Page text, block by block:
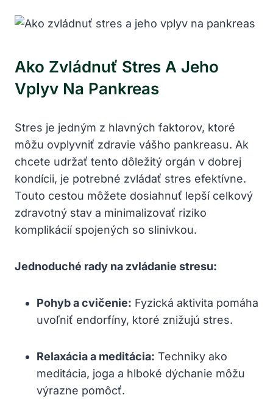
Ako Zvládnuť Stres⁤ A Jeho
Vplyv ‌na Pankreas
Stres‍ je⁤ jedným z hlavných faktorov, ktoré
môžu ‍ovplyvniť zdravie ⁣vášho ⁢pankreasu. ⁢Ak
chcete udržať tento dôležitý orgán v dobrej
kondícii, je potrebné zvládať⁣ stres efektívne.
Touto ​cestou môžete dosiahnuť ⁤lepší ‍celkový
zdravotný stav a minimalizovať riziko
komplikácií spojených so slinivkou.
Jednoduché rady na ⁢zvládanie stresu:
Pohyb‍ a⁣ cvičenie: Fyzická aktivita pomáha⁢
uvoľniť endorfíny,⁣ ktoré znižujú stres.
Relaxácia ⁣a meditácia: ⁤Techniky ako
meditácia, joga a hlboké dýchanie ⁢môžu
výrazne pomôcť.